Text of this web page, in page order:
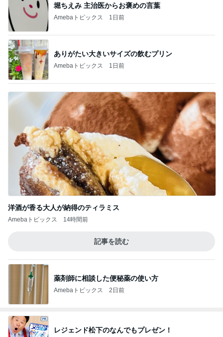
堀ちえみ 主治医からお褒めの言葉
Amebaトピックス 1日前
ありがたい大きいサイズの飲むプリン
Amebaトピックス 1日前
洋酒が香る大人が納得のティラミス
Amebaトピックス 14時間前
記事を読む
薬剤師に相談した便秘薬の使い方
Amebaトピックス 2日前
レジェンド松下のなんでもプレゼン！